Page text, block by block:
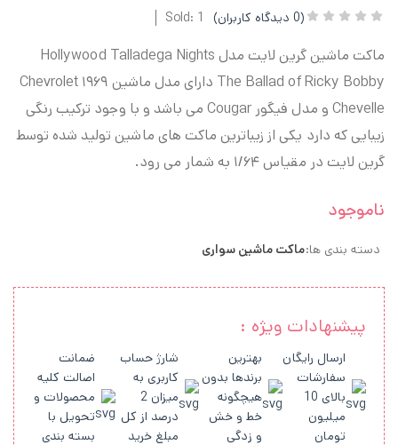
(
0 دیدگاه کاربران) Sold: 1
ماکت ماشین گرین لایت مدل Hollywood Talladega Nights
The Ballad of Ricky Bobby دارای مدل ماشین ۱۹۶۹ Chevrolet
Chevelle و مدل فیگور Cougar می باشد و با وجود ترکیب رنگی
زیبایی که دارد یکی از زیباترین ماکت های ماشین تولید شده توسط
گرین لایت در مقیاس ۱/۶۴ به شمار می رود.
ناموجود
دسته بندی ها:ماکت ماشین سواری
پیشنهادات ویژه :
ارسال رایگان
سفارشات
بالای 10
میلیون
تومان
بهترین
برندها بدون
هیچگونه
خط و خش
و زدگی
شارژ حساب
کاربری به
میزان 2
درصد از کل
مبلغ خرید
ضمانت
اصالت کلیه
محصولات و
تحویل با
بسته بندی